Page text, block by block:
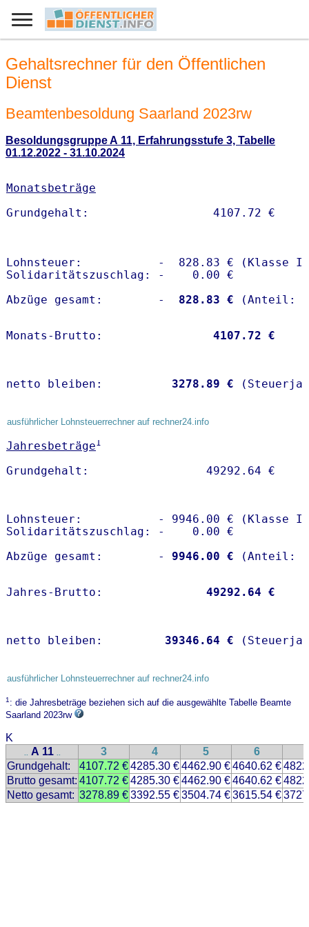
Gehaltsrechner für den Öffentlichen
Dienst
Beamtenbesoldung Saarland 2023rw
Besoldungsgruppe A 11, Erfahrungsstufe 3, Tabelle
01.12.2022 - 31.10.2024
Monatsbeträge
Lohnsteuer:           -  828.83 € (Klasse I)
Solidaritätszuschlag: -    0.00 €
Abzüge gesamt:        -
  828.83 €
Monats-Brutto: 4107.72 €
netto bleiben: 3278.89 €
ausführlicher Lohnsteuerrechner auf rechner24.info
Jahresbeträge1
Lohnsteuer:           - 9946.00 € (Klasse I)
Solidaritätszuschlag: -    0.00 €
Abzüge gesamt:        -
9946.00 €
Jahres-Brutto: 49292.64 €
netto bleiben: 39346.64 €
ausführlicher Lohnsteuerrechner auf rechner24.info
1: die Jahresbeträge beziehen sich auf die ausgewählte Tabelle Beamte
Saarland 2023rw
K
.. A 11 .. 3 4 5 6
Grundgehalt:
4107.72 €4285.30 €4462.90 €4640.62 €
Brutto gesamt: 4107.72 €4285.30 €4462.90 €4640.62 €
Netto gesamt: 3278.89 €3392.55 €3504.74 €3615.54 €